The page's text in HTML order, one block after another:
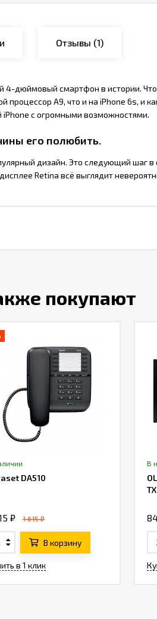
Отзывы (1)
дюймовый смартфон в истории.
процессор A9, что и на iPhone 6s,
iPhone с огромными возможностями.
его полюбить.
дизайн. Это следующий шаг
Retina всё выглядит
покупают
DA510
₽ 1 615 ₽
В корзину
в 1 клик
В